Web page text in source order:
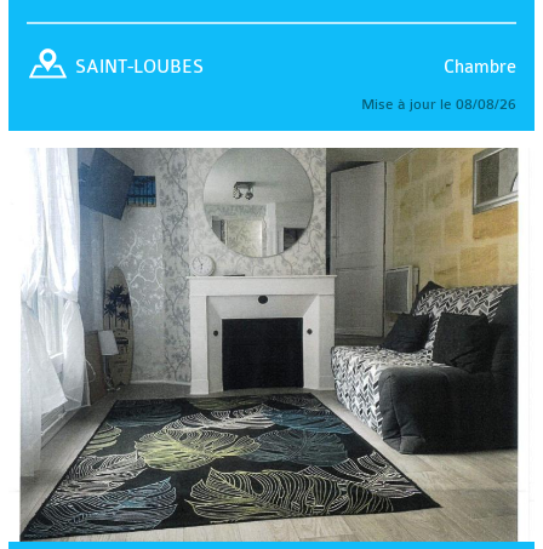
Chambre
SAINT-LOUBES
Mise à jour le 08/08/26